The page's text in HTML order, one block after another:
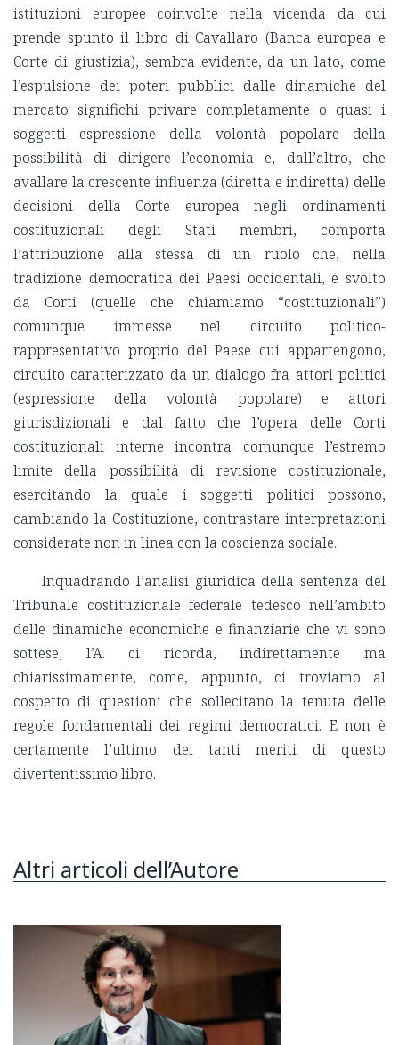
istituzioni europee coinvolte nella vicenda da cui
prende spunto il libro di Cavallaro (Banca europea e
Corte di giustizia), sembra evidente, da un lato, come
l’espulsione dei poteri pubblici dalle dinamiche del
mercato significhi privare completamente o quasi i
soggetti espressione della volontà popolare della
possibilità di dirigere l’economia e, dall’altro, che
avallare la crescente influenza (diretta e indiretta) delle
decisioni della Corte europea negli ordinamenti
costituzionali degli Stati membri, comporta
l’attribuzione alla stessa di un ruolo che, nella
tradizione democratica dei Paesi occidentali, è svolto
da Corti (quelle che chiamiamo “costituzionali”)
comunque immesse nel circuito politico-
rappresentativo proprio del Paese cui appartengono,
circuito caratterizzato da un dialogo fra attori politici
(espressione della volontà popolare) e attori
giurisdizionali e dal fatto che l’opera delle Corti
costituzionali interne incontra comunque l’estremo
limite della possibilità di revisione costituzionale,
esercitando la quale i soggetti politici possono,
cambiando la Costituzione, contrastare interpretazioni
considerate non in linea con la coscienza sociale.
Inquadrando l’analisi giuridica della sentenza del
Tribunale costituzionale federale tedesco nell’ambito
delle dinamiche economiche e finanziarie che vi sono
sottese, l’A. ci ricorda, indirettamente ma
chiarissimamente, come, appunto, ci troviamo al
cospetto di questioni che sollecitano la tenuta delle
regole fondamentali dei regimi democratici. E non è
certamente l’ultimo dei tanti meriti di questo
divertentissimo libro.
Altri articoli dell’Autore